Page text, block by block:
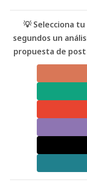
💡 Selecciona
segundos un
propuesta de